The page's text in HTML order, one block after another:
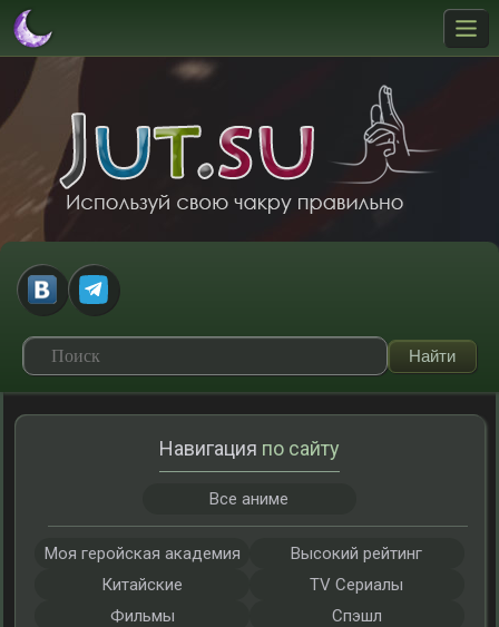
Навигация по сайту
Все аниме
Моя геройская академия
Высокий рейтинг
Китайские
TV Сериалы
Фильмы
Спэшл